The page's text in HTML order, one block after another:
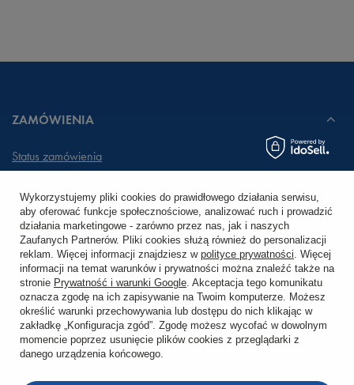
ZAMÓWIENIA
Status zamówienia
Chcę zareklamować produkt
Chcę zwrócić produkt
Chcę wymienić towar
KONTO
Wykorzystujemy pliki cookies do prawidłowego działania serwisu,
aby oferować funkcje społecznościowe, analizować ruch i prowadzić
działania marketingowe - zarówno przez nas, jak i naszych
Zaufanych Partnerów. Pliki cookies służą również do personalizacji
reklam. Więcej informacji znajdziesz w polityce prywatności. Więcej
informacji na temat warunków i prywatności można znaleźć także na
stronie Prywatność i warunki Google. Akceptacja tego komunikatu
oznacza zgodę na ich zapisywanie na Twoim komputerze. Możesz
określić warunki przechowywania lub dostępu do nich klikając w
zakładkę „Konfiguracja zgód”. Zgodę możesz wycofać w dowolnym
momencie poprzez usunięcie plików cookies z przeglądarki z
danego urządzenia końcowego.